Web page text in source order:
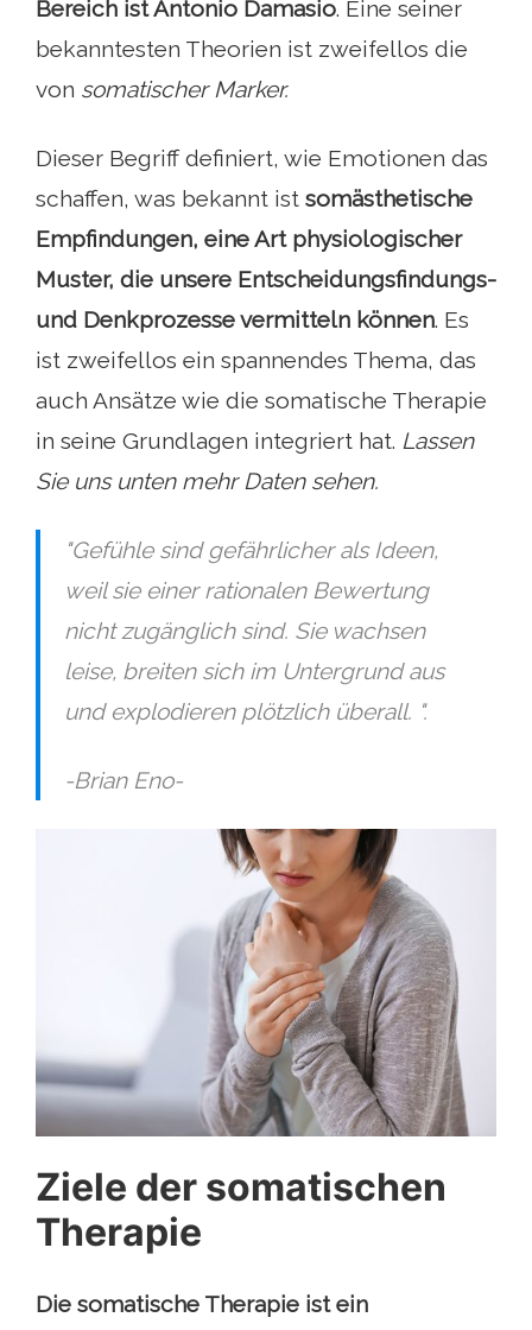
Bereich ist Antonio Damasio. Eine seiner
bekanntesten Theorien ist zweifellos die
von somatischer Marker.
Dieser Begriff definiert, wie Emotionen das
schaffen, was bekannt ist somästhetische
Empfindungen, eine Art physiologischer
Muster, die unsere Entscheidungsfindungs-
und Denkprozesse vermitteln können. Es
ist zweifellos ein spannendes Thema, das
auch Ansätze wie die somatische Therapie
in seine Grundlagen integriert hat. Lassen
Sie uns unten mehr Daten sehen.
"Gefühle sind gefährlicher als Ideen,
weil sie einer rationalen Bewertung
nicht zugänglich sind. Sie wachsen
leise, breiten sich im Untergrund aus
und explodieren plötzlich überall. ".
-Brian Eno-
Ziele der somatischen
Therapie
Die somatische Therapie ist ein